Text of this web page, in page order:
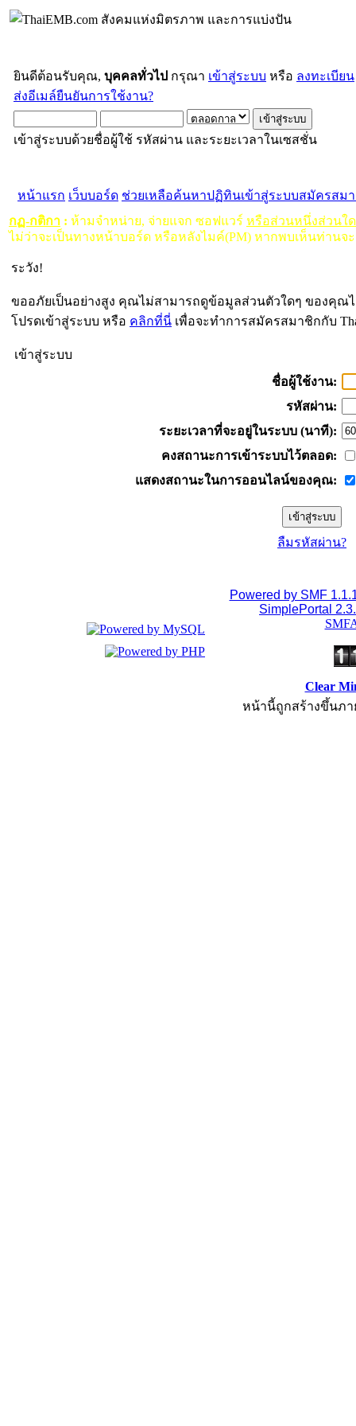
ยินดีต้อนรับคุณ, บุคคลทั่วไป กรุณา เข้าสู่ระบบ หรือ ลงทะเบียน
ส่งอีเมล์ยืนยันการใช้งาน?
เข้าสู่ระบบด้วยชื่อผู้ใช้ รหัสผ่าน และระยะเวลาในเซสชั่น
หน้าแรก เว็บบอร์ด ช่วยเหลือค้นหาปฏิทินเข้าสู่ระบบสมัครสม
กฏ-กติกา : ห้ามจำหน่าย, จ่ายแจก ซอฟแวร์ หรือส่วนหนึ่งส่วนใ
ไม่ว่าจะเป็นทางหน้าบอร์ด หรือหลังไมค์(PM) หากพบเห็นท่านจ
ระวัง!
ขออภัยเป็นอย่างสูง คุณไม่สามารถดูข้อมูลส่วนตัวใดๆ ของคุณ
โปรดเข้าสู่ระบบ หรือ คลิกที่นี่ เพื่อจะทำการสมัครสมาชิกกับ
เข้าสู่ระบบ
ชื่อผู้ใช้งาน:
รหัสผ่าน:
ระยะเวลาที่จะอยู่ในระบบ (นาที):
คงสถานะการเข้าระบบไว้ตลอด:
แสดงสถานะในการออนไลน์ของคุณ:
ลืมรหัสผ่าน?
Powered by SMF
SimplePortal
Clear
หน้านี้ถูกสร้างขึ้นภา